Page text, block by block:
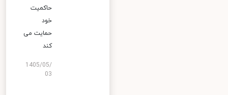
حاکمیت
خود
حمایت می
کند
1405/05/
03